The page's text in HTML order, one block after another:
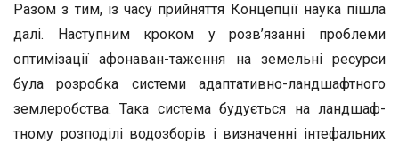
Разом з тим, із часу прийняття Концепції наука пішла
далі. Наступним кроком у розв’язанні проблеми
оптимізації афонаван-таження на земельні ресурси
була розробка системи адаптативно-ландшафтного
землеробства. Така система будується на ландшаф­
тному розподілі водозборів і визначенні інтефальних